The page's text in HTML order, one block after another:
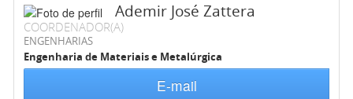
Ademir José Zattera
COORDENADOR(A)
ENGENHARIAS
Engenharia de Materiais e Metalúrgica
E-mail